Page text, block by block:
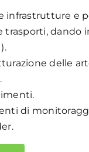
infrastrutture e
trasporti, dando
delle
di